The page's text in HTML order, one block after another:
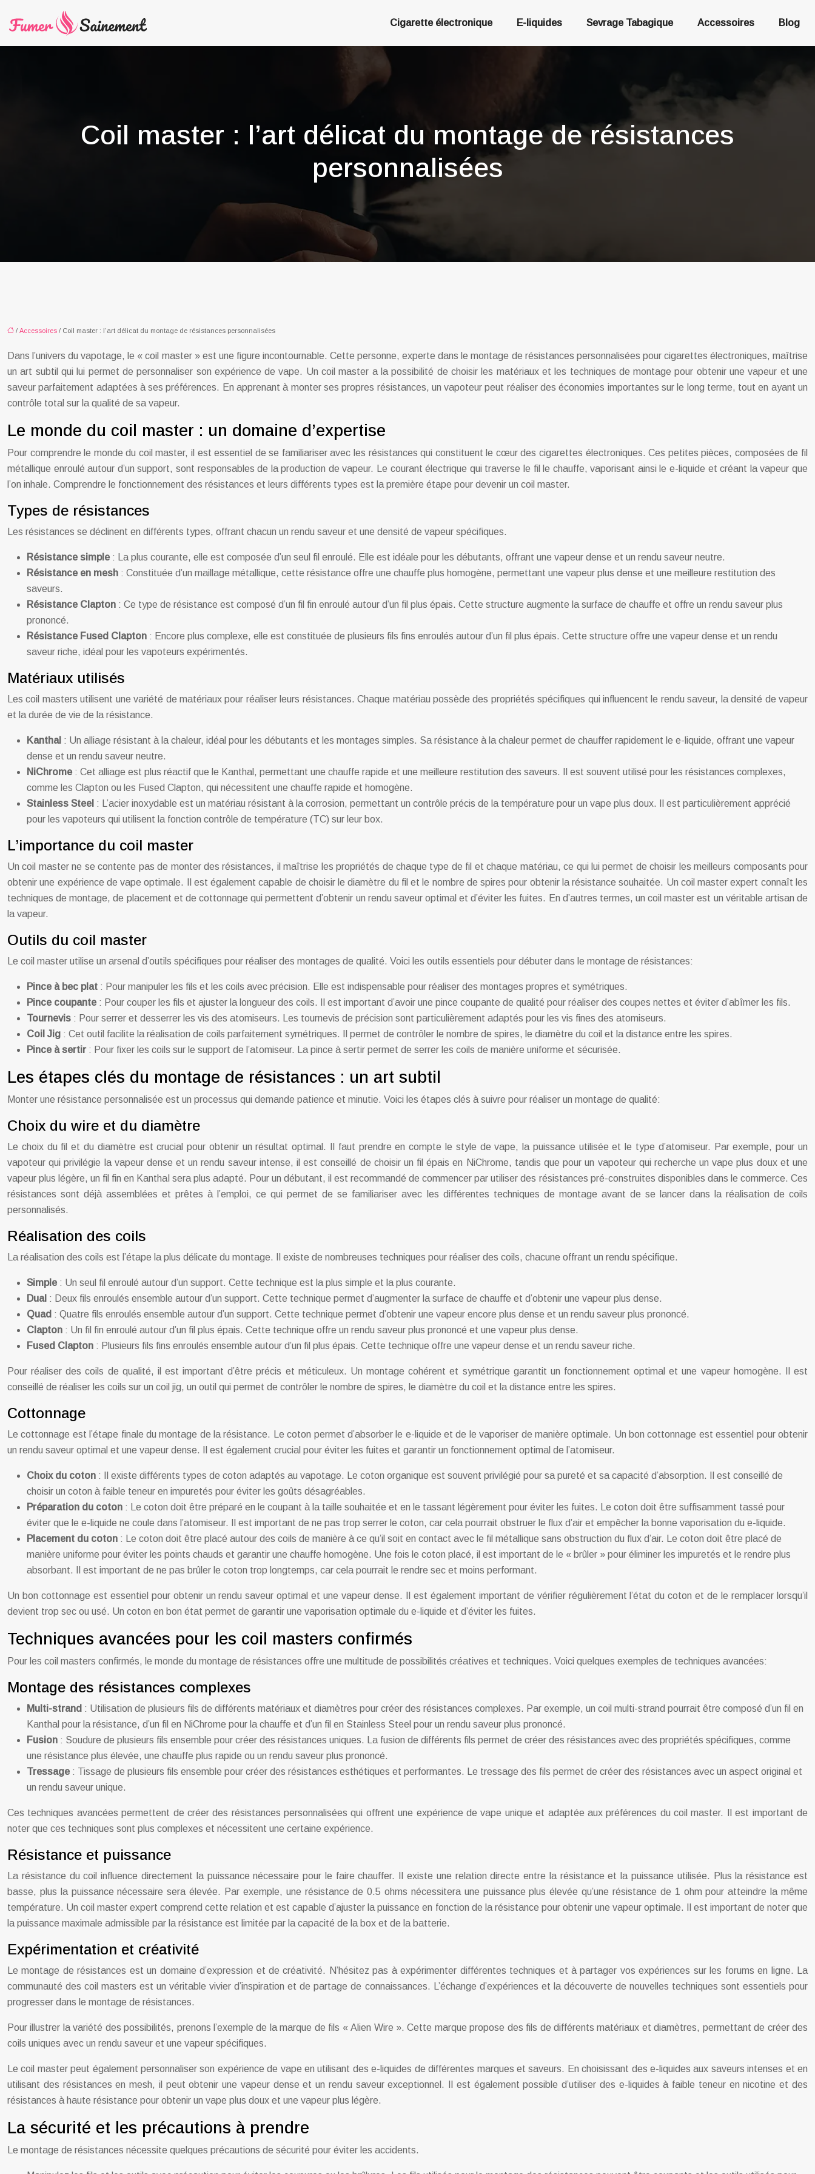
Cigarette électronique E-liquides Sevrage Tabagique Accessoires Blog
Coil master : l’art délicat du montage de résistances
personnalisées
/ Accessoires / Coil master : l’art délicat du montage de résistances personnalisées
Dans l’univers du vapotage, le « coil master » est une figure incontournable. Cette personne, experte dans le montage de résistances personnalisées pour cigarettes électroniques, maîtrise
un art subtil qui lui permet de personnaliser son expérience de vape. Un coil master a la possibilité de choisir les matériaux et les techniques de montage pour obtenir une vapeur et une
saveur parfaitement adaptées à ses préférences. En apprenant à monter ses propres résistances, un vapoteur peut réaliser des économies importantes sur le long terme, tout en ayant un
contrôle total sur la qualité de sa vapeur.
Le monde du coil master : un domaine d’expertise
Pour comprendre le monde du coil master, il est essentiel de se familiariser avec les résistances qui constituent le cœur des cigarettes électroniques. Ces petites pièces, composées de fil
métallique enroulé autour d’un support, sont responsables de la production de vapeur. Le courant électrique qui traverse le fil le chauffe, vaporisant ainsi le e-liquide et créant la vapeur que
l’on inhale. Comprendre le fonctionnement des résistances et leurs différents types est la première étape pour devenir un coil master.
Types de résistances
Les résistances se déclinent en différents types, offrant chacun un rendu saveur et une densité de vapeur spécifiques.
Résistance simple : La plus courante, elle est composée d’un seul fil enroulé. Elle est idéale pour les débutants, offrant une vapeur dense et un rendu saveur neutre.
Résistance en mesh : Constituée d’un maillage métallique, cette résistance offre une chauffe plus homogène, permettant une vapeur plus dense et une meilleure restitution des
saveurs.
Résistance Clapton : Ce type de résistance est composé d’un fil fin enroulé autour d’un fil plus épais. Cette structure augmente la surface de chauffe et offre un rendu saveur plus
prononcé.
Résistance Fused Clapton : Encore plus complexe, elle est constituée de plusieurs fils fins enroulés autour d’un fil plus épais. Cette structure offre une vapeur dense et un rendu
saveur riche, idéal pour les vapoteurs expérimentés.
Matériaux utilisés
Les coil masters utilisent une variété de matériaux pour réaliser leurs résistances. Chaque matériau possède des propriétés spécifiques qui influencent le rendu saveur, la densité de vapeur
et la durée de vie de la résistance.
Kanthal : Un alliage résistant à la chaleur, idéal pour les débutants et les montages simples. Sa résistance à la chaleur permet de chauffer rapidement le e-liquide, offrant une vapeur
dense et un rendu saveur neutre.
NiChrome : Cet alliage est plus réactif que le Kanthal, permettant une chauffe rapide et une meilleure restitution des saveurs. Il est souvent utilisé pour les résistances complexes,
comme les Clapton ou les Fused Clapton, qui nécessitent une chauffe rapide et homogène.
Stainless Steel : L’acier inoxydable est un matériau résistant à la corrosion, permettant un contrôle précis de la température pour un vape plus doux. Il est particulièrement apprécié
pour les vapoteurs qui utilisent la fonction contrôle de température (TC) sur leur box.
L’importance du coil master
Un coil master ne se contente pas de monter des résistances, il maîtrise les propriétés de chaque type de fil et chaque matériau, ce qui lui permet de choisir les meilleurs composants pour
obtenir une expérience de vape optimale. Il est également capable de choisir le diamètre du fil et le nombre de spires pour obtenir la résistance souhaitée. Un coil master expert connaît les
techniques de montage, de placement et de cottonnage qui permettent d’obtenir un rendu saveur optimal et d’éviter les fuites. En d’autres termes, un coil master est un véritable artisan de
la vapeur.
Outils du coil master
Le coil master utilise un arsenal d’outils spécifiques pour réaliser des montages de qualité. Voici les outils essentiels pour débuter dans le montage de résistances:
Pince à bec plat : Pour manipuler les fils et les coils avec précision. Elle est indispensable pour réaliser des montages propres et symétriques.
Pince coupante : Pour couper les fils et ajuster la longueur des coils. Il est important d’avoir une pince coupante de qualité pour réaliser des coupes nettes et éviter d’abîmer les fils.
Tournevis : Pour serrer et desserrer les vis des atomiseurs. Les tournevis de précision sont particulièrement adaptés pour les vis fines des atomiseurs.
Coil Jig : Cet outil facilite la réalisation de coils parfaitement symétriques. Il permet de contrôler le nombre de spires, le diamètre du coil et la distance entre les spires.
Pince à sertir : Pour fixer les coils sur le support de l’atomiseur. La pince à sertir permet de serrer les coils de manière uniforme et sécurisée.
Les étapes clés du montage de résistances : un art subtil
Monter une résistance personnalisée est un processus qui demande patience et minutie. Voici les étapes clés à suivre pour réaliser un montage de qualité:
Choix du wire et du diamètre
Le choix du fil et du diamètre est crucial pour obtenir un résultat optimal. Il faut prendre en compte le style de vape, la puissance utilisée et le type d’atomiseur. Par exemple, pour un
vapoteur qui privilégie la vapeur dense et un rendu saveur intense, il est conseillé de choisir un fil épais en NiChrome, tandis que pour un vapoteur qui recherche un vape plus doux et une
vapeur plus légère, un fil fin en Kanthal sera plus adapté. Pour un débutant, il est recommandé de commencer par utiliser des résistances pré-construites disponibles dans le commerce. Ces
résistances sont déjà assemblées et prêtes à l’emploi, ce qui permet de se familiariser avec les différentes techniques de montage avant de se lancer dans la réalisation de coils
personnalisés.
Réalisation des coils
La réalisation des coils est l’étape la plus délicate du montage. Il existe de nombreuses techniques pour réaliser des coils, chacune offrant un rendu spécifique.
Simple : Un seul fil enroulé autour d’un support. Cette technique est la plus simple et la plus courante.
Dual : Deux fils enroulés ensemble autour d’un support. Cette technique permet d’augmenter la surface de chauffe et d’obtenir une vapeur plus dense.
Quad : Quatre fils enroulés ensemble autour d’un support. Cette technique permet d’obtenir une vapeur encore plus dense et un rendu saveur plus prononcé.
Clapton : Un fil fin enroulé autour d’un fil plus épais. Cette technique offre un rendu saveur plus prononcé et une vapeur plus dense.
Fused Clapton : Plusieurs fils fins enroulés ensemble autour d’un fil plus épais. Cette technique offre une vapeur dense et un rendu saveur riche.
Pour réaliser des coils de qualité, il est important d’être précis et méticuleux. Un montage cohérent et symétrique garantit un fonctionnement optimal et une vapeur homogène. Il est
conseillé de réaliser les coils sur un coil jig, un outil qui permet de contrôler le nombre de spires, le diamètre du coil et la distance entre les spires.
Cottonnage
Le cottonnage est l’étape finale du montage de la résistance. Le coton permet d’absorber le e-liquide et de le vaporiser de manière optimale. Un bon cottonnage est essentiel pour obtenir
un rendu saveur optimal et une vapeur dense. Il est également crucial pour éviter les fuites et garantir un fonctionnement optimal de l’atomiseur.
Choix du coton : Il existe différents types de coton adaptés au vapotage. Le coton organique est souvent privilégié pour sa pureté et sa capacité d’absorption. Il est conseillé de
choisir un coton à faible teneur en impuretés pour éviter les goûts désagréables.
Préparation du coton : Le coton doit être préparé en le coupant à la taille souhaitée et en le tassant légèrement pour éviter les fuites. Le coton doit être suffisamment tassé pour
éviter que le e-liquide ne coule dans l’atomiseur. Il est important de ne pas trop serrer le coton, car cela pourrait obstruer le flux d’air et empêcher la bonne vaporisation du e-liquide.
Placement du coton : Le coton doit être placé autour des coils de manière à ce qu’il soit en contact avec le fil métallique sans obstruction du flux d’air. Le coton doit être placé de
manière uniforme pour éviter les points chauds et garantir une chauffe homogène. Une fois le coton placé, il est important de le « brûler » pour éliminer les impuretés et le rendre plus
absorbant. Il est important de ne pas brûler le coton trop longtemps, car cela pourrait le rendre sec et moins performant.
Un bon cottonnage est essentiel pour obtenir un rendu saveur optimal et une vapeur dense. Il est également important de vérifier régulièrement l’état du coton et de le remplacer lorsqu’il
devient trop sec ou usé. Un coton en bon état permet de garantir une vaporisation optimale du e-liquide et d’éviter les fuites.
Techniques avancées pour les coil masters confirmés
Pour les coil masters confirmés, le monde du montage de résistances offre une multitude de possibilités créatives et techniques. Voici quelques exemples de techniques avancées:
Montage des résistances complexes
Multi-strand : Utilisation de plusieurs fils de différents matériaux et diamètres pour créer des résistances complexes. Par exemple, un coil multi-strand pourrait être composé d’un fil en
Kanthal pour la résistance, d’un fil en NiChrome pour la chauffe et d’un fil en Stainless Steel pour un rendu saveur plus prononcé.
Fusion : Soudure de plusieurs fils ensemble pour créer des résistances uniques. La fusion de différents fils permet de créer des résistances avec des propriétés spécifiques, comme
une résistance plus élevée, une chauffe plus rapide ou un rendu saveur plus prononcé.
Tressage : Tissage de plusieurs fils ensemble pour créer des résistances esthétiques et performantes. Le tressage des fils permet de créer des résistances avec un aspect original et
un rendu saveur unique.
Ces techniques avancées permettent de créer des résistances personnalisées qui offrent une expérience de vape unique et adaptée aux préférences du coil master. Il est important de
noter que ces techniques sont plus complexes et nécessitent une certaine expérience.
Résistance et puissance
La résistance du coil influence directement la puissance nécessaire pour le faire chauffer. Il existe une relation directe entre la résistance et la puissance utilisée. Plus la résistance est
basse, plus la puissance nécessaire sera élevée. Par exemple, une résistance de 0.5 ohms nécessitera une puissance plus élevée qu’une résistance de 1 ohm pour atteindre la même
température. Un coil master expert comprend cette relation et est capable d’ajuster la puissance en fonction de la résistance pour obtenir une vapeur optimale. Il est important de noter que
la puissance maximale admissible par la résistance est limitée par la capacité de la box et de la batterie.
Expérimentation et créativité
Le montage de résistances est un domaine d’expression et de créativité. N’hésitez pas à expérimenter différentes techniques et à partager vos expériences sur les forums en ligne. La
communauté des coil masters est un véritable vivier d’inspiration et de partage de connaissances. L’échange d’expériences et la découverte de nouvelles techniques sont essentiels pour
progresser dans le montage de résistances.
Pour illustrer la variété des possibilités, prenons l’exemple de la marque de fils « Alien Wire ». Cette marque propose des fils de différents matériaux et diamètres, permettant de créer des
coils uniques avec un rendu saveur et une vapeur spécifiques.
Le coil master peut également personnaliser son expérience de vape en utilisant des e-liquides de différentes marques et saveurs. En choisissant des e-liquides aux saveurs intenses et en
utilisant des résistances en mesh, il peut obtenir une vapeur dense et un rendu saveur exceptionnel. Il est également possible d’utiliser des e-liquides à faible teneur en nicotine et des
résistances à haute résistance pour obtenir un vape plus doux et une vapeur plus légère.
La sécurité et les précautions à prendre
Le montage de résistances nécessite quelques précautions de sécurité pour éviter les accidents.